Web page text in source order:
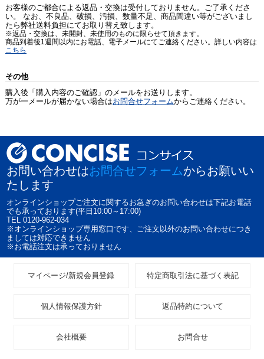
お客様のご都合による返品・交換は受付しておりません。ご了承くださ
い。 なお、不良品、破損、汚損、数量不足、商品間違い等がございまし
たら弊社送料負担にてお取り替え致します。
※返品・交換は、未開封、未使用のものに限らせて頂きます。
商品到着後1週間以内にお電話、電子メールにてご連絡ください。詳しい内容は
こちら
その他
購入後「購入内容のご確認」のメールをお送りします。
万が一メールが届かない場合はお問合せフォームからご連絡ください。
お問い合わせはお問合せフォームからお願いい
たします
オンラインショップご注文に関するお急ぎのお問い合わせは下記お電話
でも承っております(平日10:00～17:00)
TEL 0120-962-034
※オンラインショップ専用窓口です、ご注文以外のお問い合わせにつき
ましては対応できません
※お電話注文は承っておりません
マイページ/新規会員登録 特定商取引法に基づく表記
個人情報保護方針 返品特約について
会社概要 お問合せ